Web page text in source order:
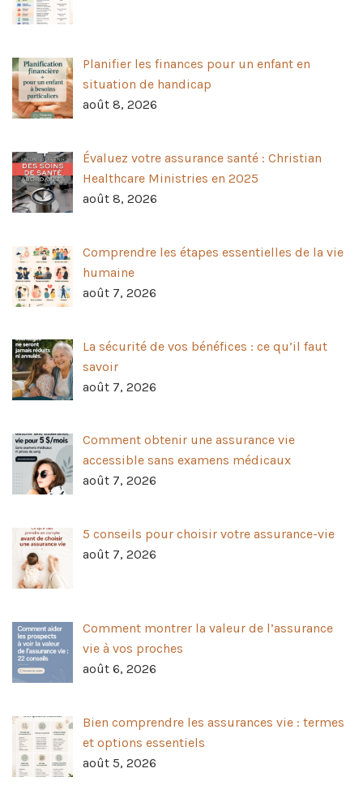
Planifier les finances pour un enfant en
situation de handicap
août 8, 2026
Évaluez votre assurance santé : Christian
Healthcare Ministries en 2025
août 8, 2026
Comprendre les étapes essentielles de la vie
humaine
août 7, 2026
La sécurité de vos bénéfices : ce qu’il faut
savoir
août 7, 2026
Comment obtenir une assurance vie
accessible sans examens médicaux
août 7, 2026
5 conseils pour choisir votre assurance-vie
août 7, 2026
Comment montrer la valeur de l’assurance
vie à vos proches
août 6, 2026
Bien comprendre les assurances vie : termes
et options essentiels
août 5, 2026